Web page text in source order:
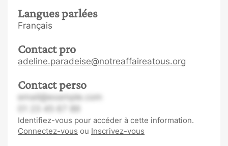
Langues parlées
Français
Contact pro
adeline.paradeise@notreaffaireatous.org
Contact perso
email@example.com
Identifiez-vous pour accéder à cette information.
Connectez-vous ou Inscrivez-vous